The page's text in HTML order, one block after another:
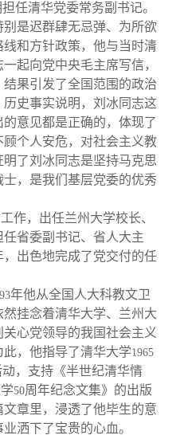
任清华党委常务副书记。
是迟群肆无忌弹、为所欲
和方针政策，他与当时清
起向党中央毛主席写信，
果引发了全国范围的政治
史事实说明，刘冰同志这
意见都是正确的，体现了
个人安危，对社会主义教
了刘冰同志是坚持马克思
，是我们基层党委的优秀
作，出任兰州大学校长、
省委副书记、省人大主
出色地完成了党交付的任
年他从全国人大科教文卫
挂念着清华大学、兰州大
心党领导的我国社会主义
，他指导了清华大学1965
，支持《半世纪清华情
50周年纪念文集》的出版
章里，浸透了他毕生的意
洒下了宝贵的心血。